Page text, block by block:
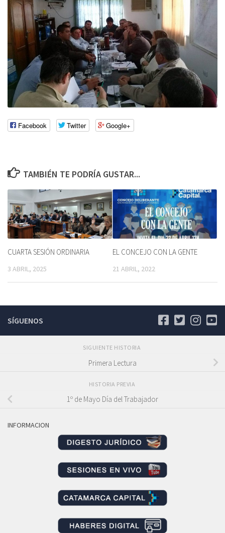
Facebook Twitter Google+
TAMBIÉN TE PODRÍA GUSTAR...
CUARTA SESIÓN ORDINARIA
3 ABRIL, 2025
EL CONCEJO CON LA GENTE
21 ABRIL, 2022
SÍGUENOS
SIGUIENTE HISTORIA
Primera Lectura
HISTORIA PREVIA
1º de Mayo Día del Trabajador
INFORMACION